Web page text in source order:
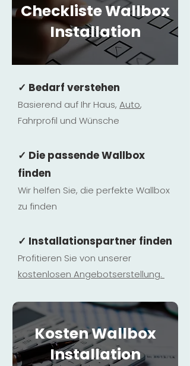
Checkliste Wallbox
Installation
✓ Bedarf verstehen
Basierend auf Ihr Haus, Auto,
Fahrprofil und Wünsche
✓ Die passende Wallbox
finden
Wir helfen Sie, die perfekte Wallbox
zu finden
✓ Installationspartner finden
Profitieren Sie von unserer
kostenlosen Angebotserstellung.
Kosten Wallbox
Installation